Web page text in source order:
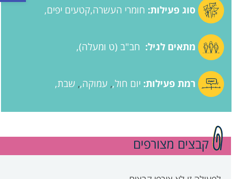
סוג פעילות: חומרי העשרה קטעים יפים
מתאים לגיל: חב"ב (ט ומעלה)
רמת פעילות: יום חול , עמוקה , שבת
קבצים מצורפים